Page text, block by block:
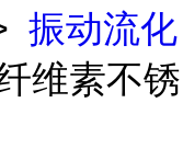
振动流化
维素不锈